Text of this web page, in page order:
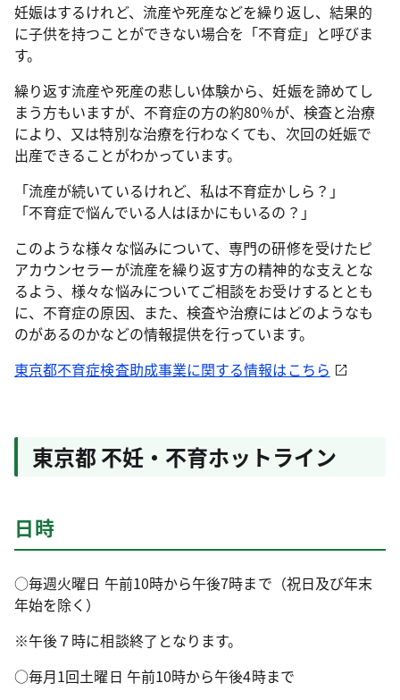
妊娠はするけれど、流産や死産などを繰り返し、結果的
に子供を持つことができない場合を「不育症」と呼びま
す。
繰り返す流産や死産の悲しい体験から、妊娠を諦めてし
まう方もいますが、不育症の方の約80％が、検査と治療
により、又は特別な治療を行わなくても、次回の妊娠で
出産できることがわかっています。
「流産が続いているけれど、私は不育症かしら？」
「不育症で悩んでいる人はほかにもいるの？」
このような様々な悩みについて、専門の研修を受けたピ
アカウンセラーが流産を繰り返す方の精神的な支えとな
るよう、様々な悩みについてご相談をお受けするととも
に、不育症の原因、また、検査や治療にはどのようなも
のがあるのかなどの情報提供を行っています。
東京都不育症検査助成事業に関する情報はこちら
東京都 不妊・不育ホットライン
日時
○毎週火曜日 午前10時から午後7時まで（祝日及び年末
年始を除く）
※午後７時に相談終了となります。
○毎月1回土曜日 午前10時から午後4時まで